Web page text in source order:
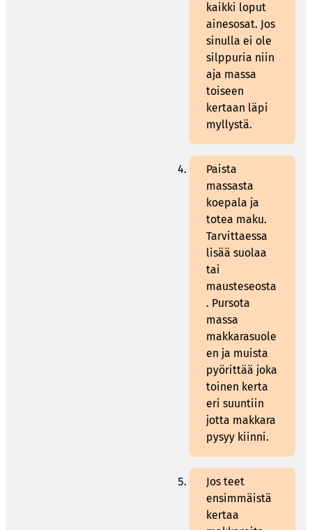
kaikki loput
ainesosat. Jos
sinulla ei ole
silppuria niin
aja massa
toiseen
kertaan läpi
myllystä.
Paista
massasta
koepala ja
totea maku.
Tarvittaessa
lisää suolaa
tai
mausteseosta
. Pursota
massa
makkarasuole
en ja muista
pyörittää joka
toinen kerta
eri suuntiin
jotta makkara
pysyy kiinni.
Jos teet
ensimmäistä
kertaa